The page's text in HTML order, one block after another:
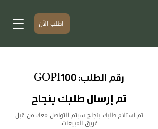
اطلب الآن
رقم الطلب: GOPI100
تم إرسال طلبك بنجاح
تم استلام طلبك بنجاح سيتم التواصل معك من قبل
فريق المبيعات.